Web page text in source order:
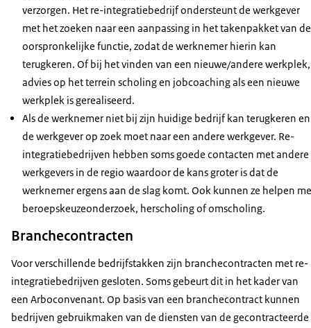
verzorgen. Het re-integratiebedrijf ondersteunt de werkgever
met het zoeken naar een aanpassing in het takenpakket van de
oorspronkelijke functie, zodat de werknemer hierin kan
terugkeren. Of bij het vinden van een nieuwe/andere werkplek,
advies op het terrein scholing en jobcoaching als een nieuwe
werkplek is gerealiseerd.
Als de werknemer niet bij zijn huidige bedrijf kan terugkeren en
de werkgever op zoek moet naar een andere werkgever. Re-
integratiebedrijven hebben soms goede contacten met andere
werkgevers in de regio waardoor de kans groter is dat de
werknemer ergens aan de slag komt. Ook kunnen ze helpen
beroepskeuzeonderzoek, herscholing of omscholing.
Branchecontracten
Voor verschillende bedrijfstakken zijn branchecontracten met re-
integratiebedrijven gesloten. Soms gebeurt dit in het kader van
een Arboconvenant. Op basis van een branchecontract kunnen
bedrijven gebruikmaken van de diensten van de gecontracteerde